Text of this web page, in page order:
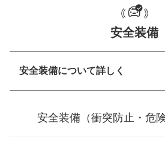
安全装備
安全装備について詳しく
ーキアシスト、ABSなどが装
安全装備（衝突防止・危